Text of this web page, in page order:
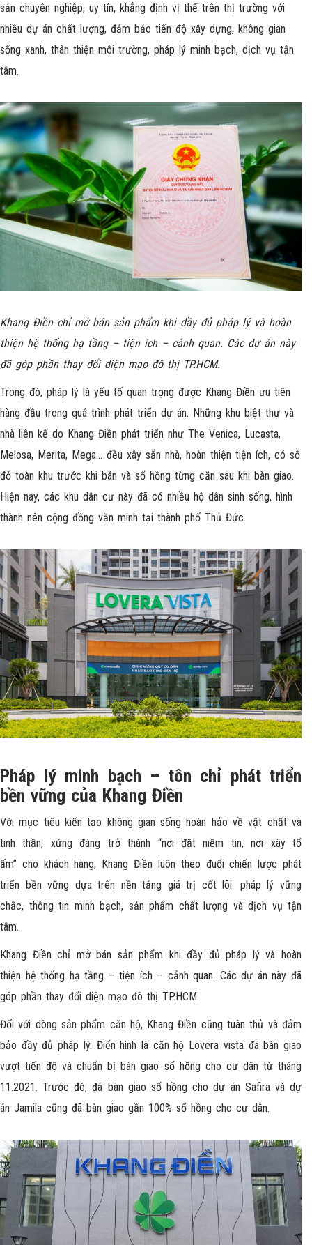
sản chuyên nghiệp, uy tín, khẳng định vị thế trên thị trường với
nhiều dự án chất lượng, đảm bảo tiến độ xây dựng, không gian
sống xanh, thân thiện môi trường, pháp lý minh bạch, dịch vụ tận
tâm.
Khang Điền chỉ mở bán sản phẩm khi đầy đủ pháp lý và hoàn
thiện hệ thống hạ tầng – tiện ích – cảnh quan. Các dự án này
đã góp phần thay đổi diện mạo đô thị TP.HCM.
Trong đó, pháp lý là yếu tố quan trọng được Khang Điền ưu tiên
hàng đầu trong quá trình phát triển dự án. Những khu biệt thự và
nhà liên kế do Khang Điền phát triển như The Venica, Lucasta,
Melosa, Merita, Mega… đều xây sẵn nhà, hoàn thiện tiện ích, có sổ
đỏ toàn khu trước khi bán và sổ hồng từng căn sau khi bàn giao.
Hiện nay, các khu dân cư này đã có nhiều hộ dân sinh sống, hình
thành nên cộng đồng văn minh tại thành phố Thủ Đức.
Pháp lý minh bạch – tôn chỉ phát triển
bền vững của Khang Điền
Với mục tiêu kiến tạo không gian sống hoàn hảo về vật chất và
tinh thần, xứng đáng trở thành “nơi đặt niềm tin, nơi xây tổ
ấm” cho khách hàng, Khang Điền luôn theo đuổi chiến lược phát
triển bền vững dựa trên nền tảng giá trị cốt lõi: pháp lý vững
chắc, thông tin minh bạch, sản phẩm chất lượng và dịch vụ tận
tâm.
Khang Điền chỉ mở bán sản phẩm khi đầy đủ pháp lý và hoàn
thiện hệ thống hạ tầng – tiện ích – cảnh quan. Các dự án này đã
góp phần thay đổi diện mạo đô thị TP.HCM
Đối với dòng sản phẩm căn hộ, Khang Điền cũng tuân thủ và đảm
bảo đầy đủ pháp lý. Điển hình là căn hộ Lovera vista đã bàn giao
vượt tiến độ và chuẩn bị bàn giao sổ hồng cho cư dân từ tháng
11.2021. Trước đó, đã bàn giao sổ hồng cho dự án Safira và dự
án Jamila cũng đã bàn giao gần 100% sổ hồng cho cư dân.